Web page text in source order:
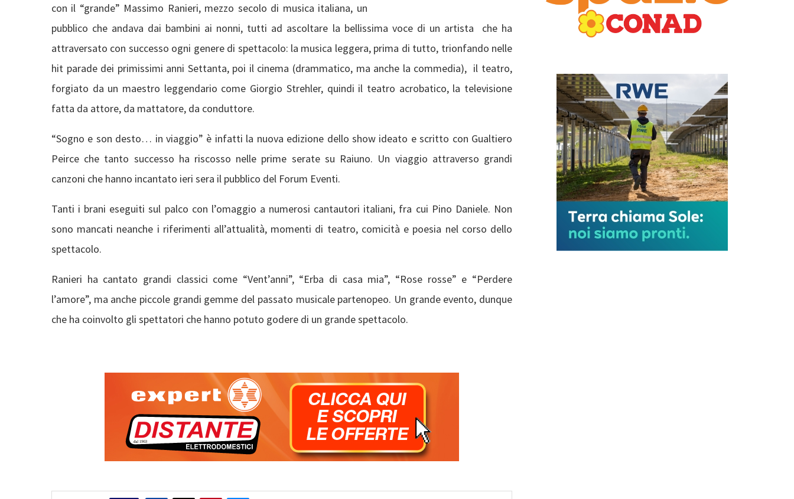
con il “grande” Massimo Ranieri, mezzo secolo di musica italiana, un
pubblico che andava dai bambini ai nonni, tutti ad ascoltare la bellissima voce di un artista che ha
attraversato con successo ogni genere di spettacolo: la musica leggera, prima di tutto, trionfando nelle
hit parade dei primissimi anni Settanta, poi il cinema (drammatico, ma anche la commedia), il teatro,
forgiato da un maestro leggendario come Giorgio Strehler, quindi il teatro acrobatico, la televisione
fatta da attore, da mattatore, da conduttore.
“Sogno e son desto… in viaggio” è infatti la nuova edizione dello show ideato e scritto con Gualtiero
Peirce che tanto successo ha riscosso nelle prime serate su Raiuno. Un viaggio attraverso grandi
canzoni che hanno incantato ieri sera il pubblico del Forum Eventi.
Tanti i brani eseguiti sul palco con l’omaggio a numerosi cantautori italiani, fra cui Pino Daniele. Non
sono mancati neanche i riferimenti all’attualità, momenti di teatro, comicità e poesia nel corso dello
spettacolo.
Ranieri ha cantato grandi classici come “Vent’anni”, “Erba di casa mia”, “Rose rosse” e “Perdere
l’amore”, ma anche piccole grandi gemme del passato musicale partenopeo. Un grande evento, dunque
che ha coinvolto gli spettatori che hanno potuto godere di un grande spettacolo.